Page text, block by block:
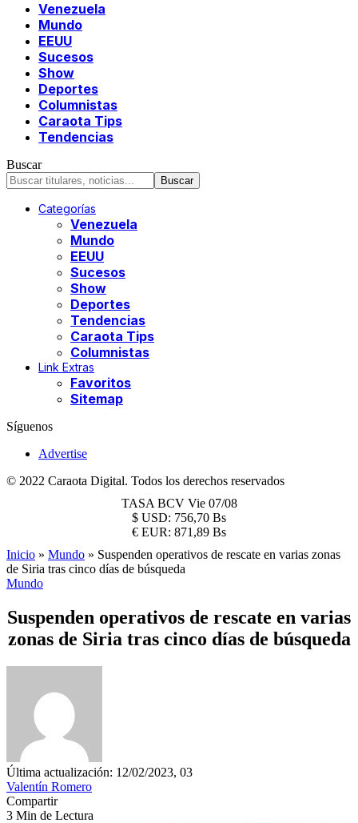
Venezuela
Mundo
EEUU
Sucesos
Show
Deportes
Columnistas
Caraota Tips
Tendencias
Buscar
Categorías
Venezuela
Mundo
EEUU
Sucesos
Show
Deportes
Tendencias
Caraota Tips
Columnistas
Link Extras
Favoritos
Sitemap
Síguenos
Advertise
© 2022 Caraota Digital. Todos los derechos reservados
TASA BCV Vie 07/08
$ USD: 756,70 Bs
€ EUR: 871,89 Bs
Inicio » Mundo » Suspenden operativos de rescate en varias zonas
de Siria tras cinco días de búsqueda
Mundo
Suspenden operativos de rescate en varias
zonas de Siria tras cinco días de búsqueda
Última actualización: 12/02/2023, 03
Valentín Romero
Compartir
3 Min de Lectura